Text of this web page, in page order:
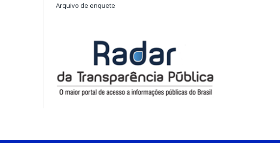
Arquivo de enquete